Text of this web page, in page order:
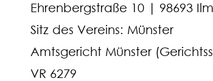
Ehrenbergstraße 10 | 98693
Sitz des Vereins: Münster
Amtsgericht Münster
VR 6279